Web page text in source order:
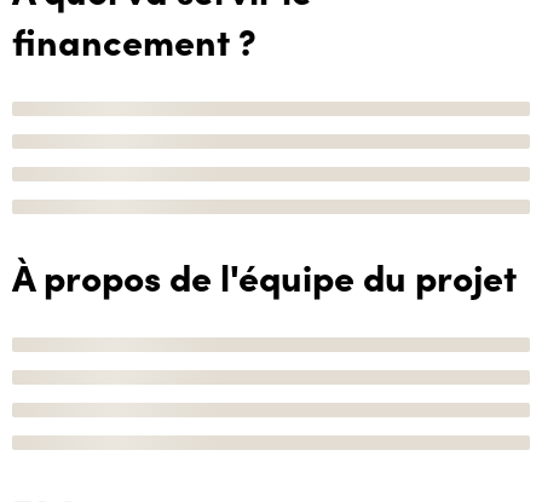
financement ?
À propos de l'équipe du projet